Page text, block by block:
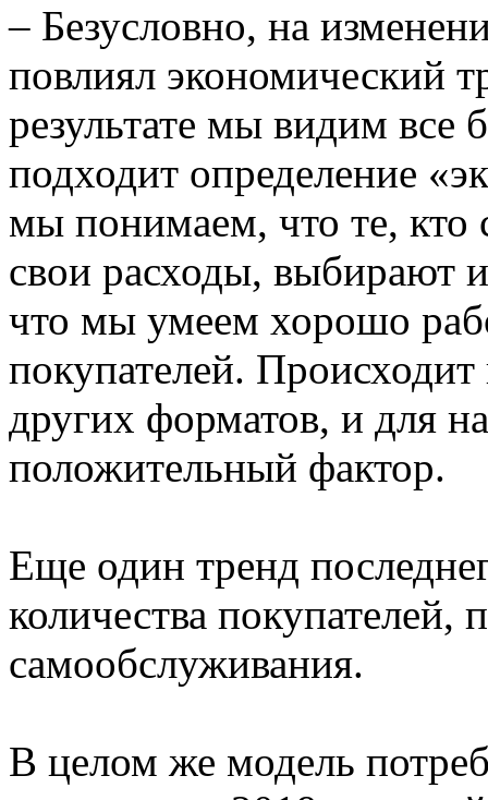
– Безусловно, на
повлиял экономический
результате мы видим все
подходит определение
мы понимаем, что те, кто
свои расходы, выбирают
что мы умеем хорошо
покупателей.
других форматов, и для
положительный фактор.
Еще один тренд
количества покупателей,
самообслуживания.
В целом же модель